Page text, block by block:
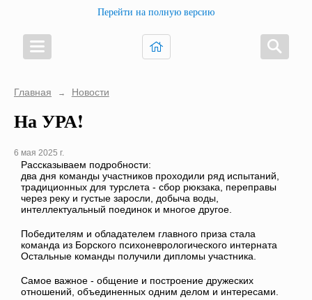
Перейти на полную версию
Главная → Новости
На УРА!
6 мая 2025 г.
Рассказываем подробности:
два дня команды участников проходили ряд испытаний,
традиционных для турслета - сбор рюкзака, переправы
через реку и густые заросли, добыча воды,
интеллектуальный поединок и многое другое.
Победителям и обладателем главного приза стала
команда из Борского психоневрологического интерната
Остальные команды получили дипломы участника.
Самое важное - общение и построение дружеских
отношений, объединенных одним делом и интересами.